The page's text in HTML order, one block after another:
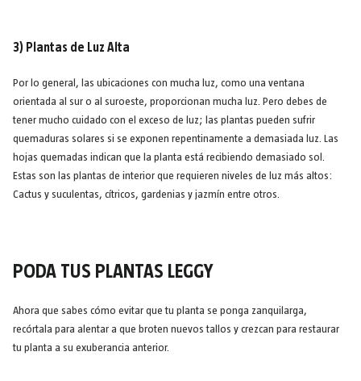
3) Plantas de Luz Alta
Por lo general, las ubicaciones con mucha luz, como una ventana
orientada al sur o al suroeste, proporcionan mucha luz. Pero debes de
tener mucho cuidado con el exceso de luz; las plantas pueden sufrir
quemaduras solares si se exponen repentinamente a demasiada luz. Las
hojas quemadas indican que la planta está recibiendo demasiado sol.
Estas son las plantas de interior que requieren niveles de luz más altos:
Cactus y suculentas, cítricos, gardenias y jazmín entre otros.
PODA TUS PLANTAS LEGGY
Ahora que sabes cómo evitar que tu planta se ponga zanquilarga,
recórtala para alentar a que broten nuevos tallos y crezcan para restaurar
tu planta a su exuberancia anterior.